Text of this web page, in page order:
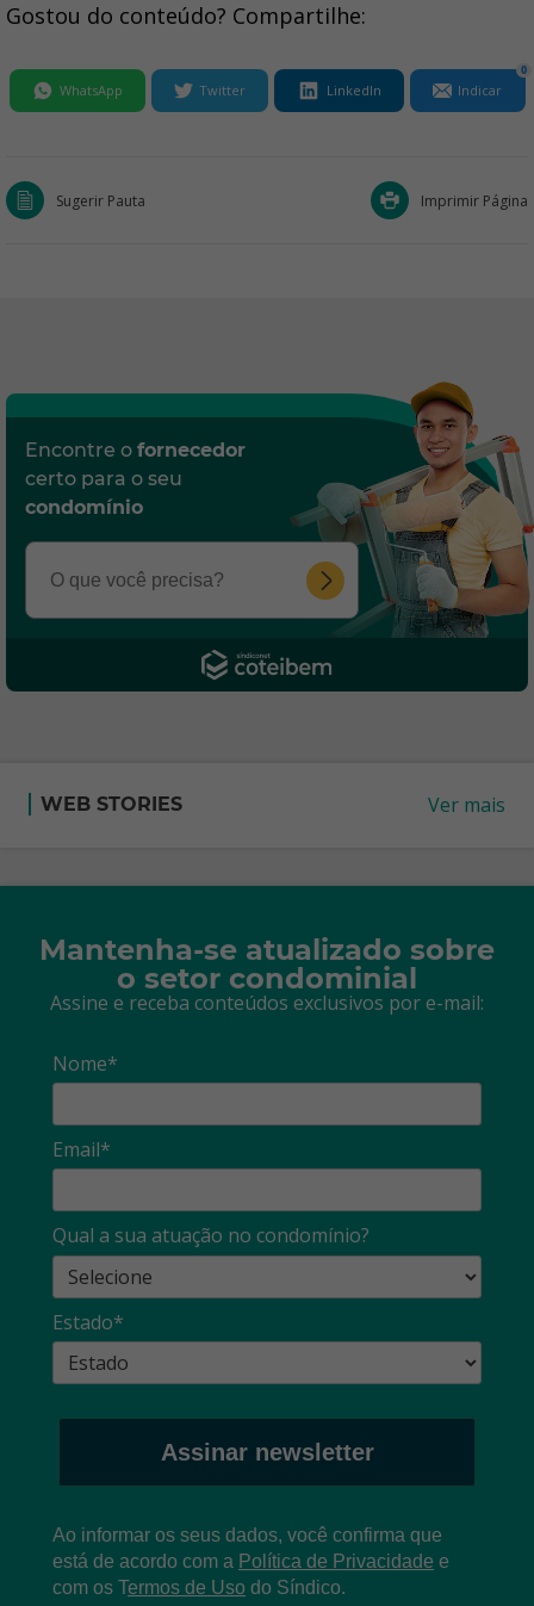
Gostou do conteúdo? Compartilhe:
WhatsApp Twitter LinkedIn Indicar
0
Sugerir Pauta Imprimir Página
Encontre o fornecedor
certo para o seu
condomínio
WEB STORIES Ver mais
Mantenha-se atualizado sobre
o setor condominial
Assine e receba conteúdos exclusivos por e-mail:
Nome*
Email*
Qual a sua atuação no condomínio?
Estado*
Assinar newsletter
Ao informar os seus dados, você confirma que
está de acordo com a Política de Privacidade e
com os Termos de Uso do Síndico.